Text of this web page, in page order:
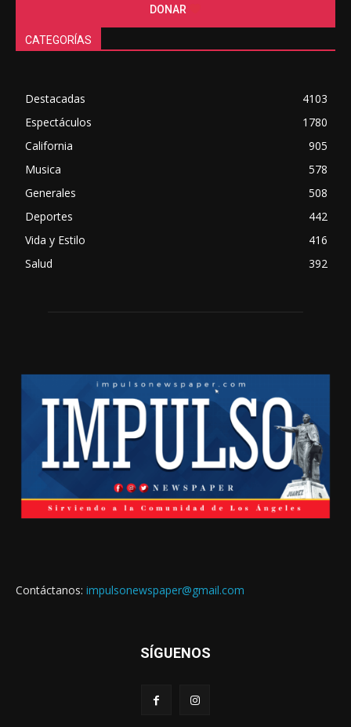
DONAR
CATEGORÍAS
Destacadas
4103
Espectáculos
1780
California
905
Musica
578
Generales
508
Deportes
442
Vida y Estilo
416
Salud
392
Contáctanos: impulsonewspaper@gmail.com
SÍGUENOS